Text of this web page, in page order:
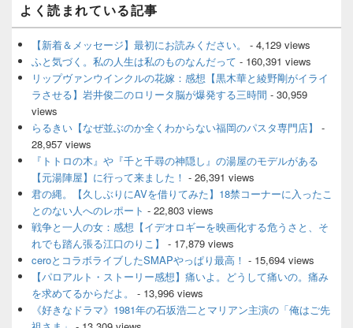
ン
サ
イ
バ
ィ
ェ
エ
ア
よく読まれている記事
【新着＆メッセージ】最初にお読みください。
- 4,129 views
ふと気づく。私の人生は私のものなんだって - 160,391 views
リップヴァンウインクルの花嫁：感想【黒木華と綾野剛がイライ
ラさせる】岩井俊二のロリータ脳が爆発する三時間 - 30,959
views
らるきい【なぜ並ぶのか全くわからない福岡のパスタ専門店】
-
28,957 views
『トトロの木』や『千と千尋の神隠し』の湯屋のモデルがある
【元湯陣屋】に行って来ました！ - 26,391 views
君の縄。【久しぶりにAVを借りてみた】18禁コーナーに入ったこ
とのない人へのレポート - 22,803 views
戦争と一人の女：感想【イデオロギーを映画化する危うさと、そ
れでも踏ん張る江口のりこ】
- 17,879 views
ceroとコラボライブしたSMAPやっぱり最高！ - 15,694 views
【パロアルト・ストーリー感想】痛いよ。どうして痛いの。痛み
を求めてるからだよ。
- 13,996 views
《好きなドラマ》1981年の石坂浩二とマリアン主演の「俺はご先